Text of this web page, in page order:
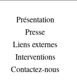
Présentation
Presse
Liens externes
Interventions
Contactez-nous